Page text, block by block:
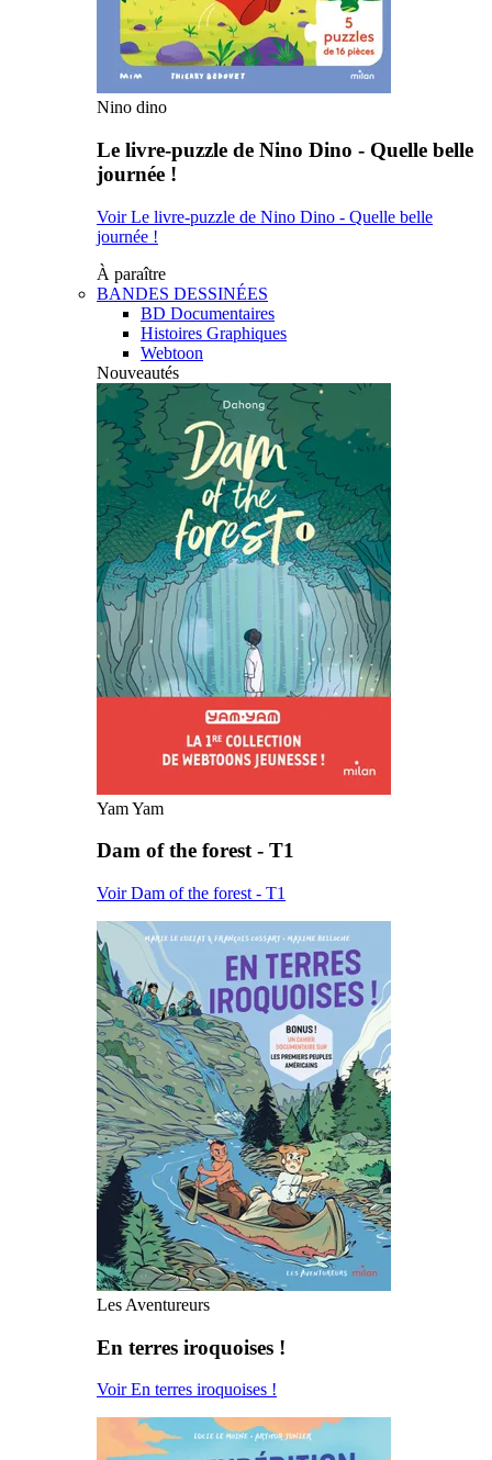
Nino dino
Le livre-puzzle de Nino Dino - Quelle belle
journée !
Voir Le livre-puzzle de Nino Dino - Quelle belle
journée !
À paraître
BANDES DESSINÉES
BD Documentaires
Histoires Graphiques
Webtoon
Nouveautés
Yam Yam
Dam of the forest - T1
Voir Dam of the forest - T1
Les Aventureurs
En terres iroquoises !
Voir En terres iroquoises !